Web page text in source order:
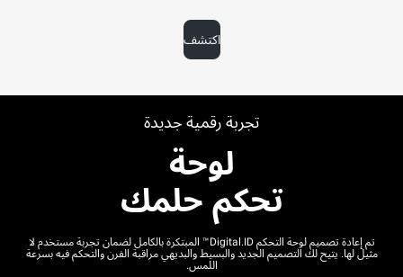
اكتشف
تجربة رقمية جديدة
لوحة
تحكم حلمك
تم إعادة تصميم لوحة التحكم Digital.ID™ المبتكرة بالكامل لضمان تجربة مستخدم لا
مثيل لها. يتيح لك التصميم الجديد والبسيط والبديهي مراقبة الفرن والتحكم فيه بسرعة
اللمس.